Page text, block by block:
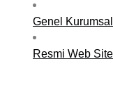
Genel
Resmi Web